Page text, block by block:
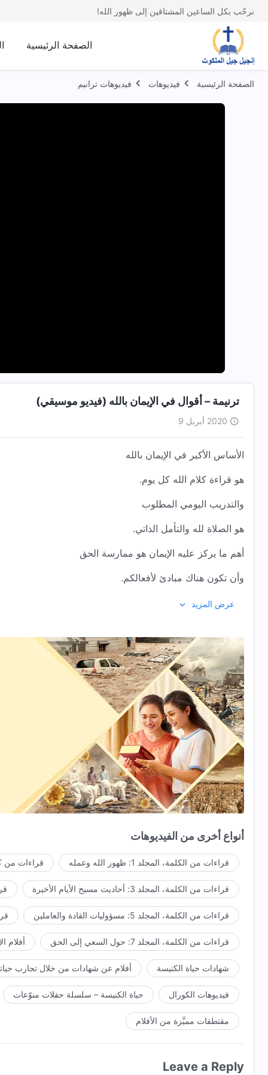
نرحّب بكل الساعين المشتاقين إلى ظهور الله!
الصفحة الرئيسية
الصفحة الرئيسية فيديوهات فيديوهات ترانيم
ترنيمة – أقوال في الإيمان بالله (فيديو موسيقي)
2020 أبريل 9
الأساس الأكبر في الإيمان بالله
هو قراءة كلام الله كل يوم.
والتدريب اليومي المطلوب
هو الصلاة لله والتأمل الذاتي.
أهم ما يركز عليه الإيمان هو ممارسة الحق
وأن تكون هناك مبادئ لأفعالكم.
الضمير الذي عليك التمسك به في إيمانك بالله
عندما تملك حبًا لله،
فهذا هو الإيمان الحقيقي بالله.
محبة الله تجعلك صادقًا ونبيلاً.
إذا واصلت محبتك لله وعشت حياتك من أجله،
فلن تعرف أبدًا الشعور بالندم.
فقط مَن يُحبُّون الله
يمكنهم الشهادة له وتمجيده.
الطريق إلى نيلالخلاص
هو طاعة عمل الله، والسعي إلى الحق.
قبول تعامله ودينونته
هو الدرس الأساسي في الإيمان بالله.
الواقع الأكثر أهمية
هو الدخول في الحق وأن تكون نزيهًا.
اجعل طاعة الحقِّ مَهمَّةَ حياتك،
هذا هو أعلى مبدأ لممارسة الإيمان بالله.
عندما تملك حبًا لله،
عرض المزيد
أنواع أخرى من الفيديوهات
قراءات من الكلمة، المجلد 1: ظهور الله وعمله قراءات من
قراءات من الكلمة، المجلد 3: أحاديث مسيح الأيام الأخيرة
قراءات من الكلمة، المجلد 5: مسؤوليات القادة والعاملين
قراءات من الكلمة، المجلد 7: حول السعي إلى الحق أفلام
شهادات حياة الكنيسة أفلام عن شهادات من خلال تجارب
فيديوهات الكورال حياة الكنيسة – سلسلة حفلات منوّعات
مقتطفات مميَّزة من الأفلام
Leave a Reply